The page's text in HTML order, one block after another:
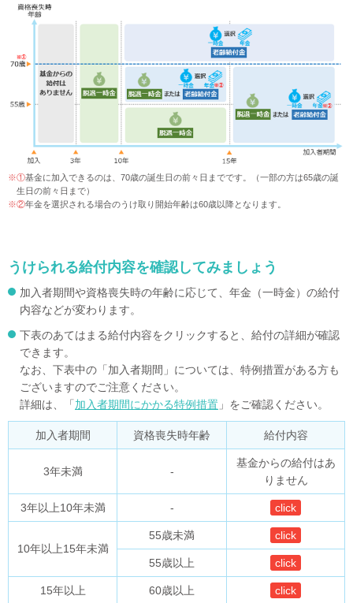
※①基金に加入できるのは、70歳の誕生日の前々日までです。（一部の方は65歳の誕
生日の前々日まで）
※②年金を選択される場合のうけ取り開始年齢は60歳以降となります。
うけられる給付内容を確認してみましょう
加入者期間や資格喪失時の年齢に応じて、年金（一時金）の給付
内容などが変わります。
下表のあてはまる給付内容をクリックすると、給付の詳細が確認
できます。
なお、下表中の「加入者期間」については、特例措置がある方も
ございますのでご注意ください。
詳細は、「 加入者期間にかかる特例措置 」をご確認ください。
加入者期間 資格喪失時年齢 給付内容
3年未満 -
基金からの給付はあ
りません
3年以上10年未満 - click
10年以上15年未満
55歳未満 click
55歳以上 click
15年以上 60歳以上 click